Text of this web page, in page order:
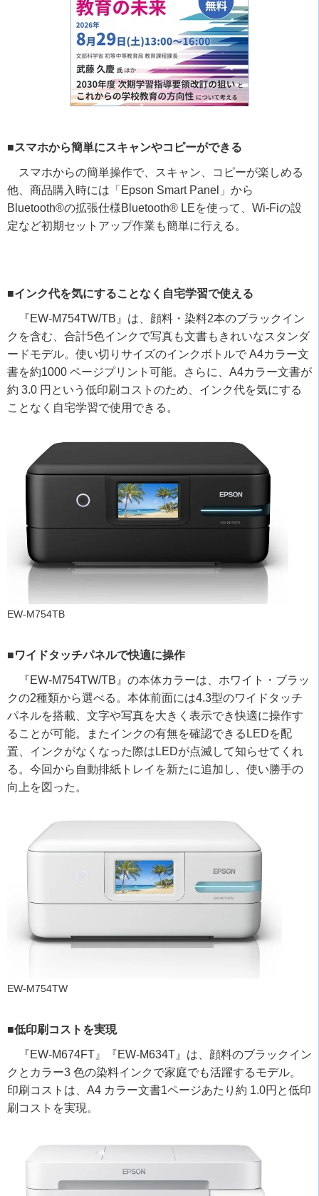
■スマホから簡単にスキャンやコピーができる
スマホからの簡単操作で、スキャン、コピーが楽しめる
他、商品購入時には「 Epson Smart Panel 」から
Bluetooth®の拡張仕様Bluetooth® LEを使って、 Wi-Fiの設
定など初期セットアップ作業も簡単に行える。
■インク代を気にすることなく自宅学習で使える
『EW-M754TW/TB 』は、顔料・染料2本のブラックイン
クを含む、合計5色インクで写真も文書もきれいなスタンダ
ードモデル。使い切りサイズのインクボトルで A4カラー文
書を約1000 ページプリント可能。さらに、 A4カラー文書が
約 3.0 円という低印刷コストのため、インク代を気にする
ことなく自宅学習で使用できる。
EW-M754TB
■ワイドタッチパネルで快適に操作
『EW-M754TW/TB 』の本体カラーは、ホワイト・ブラッ
クの2種類から選べる。本体前面には4.3型のワイドタッチ
パネルを搭載、文字や写真を大きく表示でき快適に操作す
ることが可能。またインクの有無を確認できる LEDを配
置、インクがなくなった際は LEDが点滅して知らせてくれ
る。今回から自動排紙トレイを新たに追加し、使い勝手の
向上を図った。
EW-M754TW
■低印刷コストを実現
『EW-M674FT 』『EW-M634T 』は、顔料のブラックイン
クとカラー3 色の染料インクで家庭でも活躍するモデル。
印刷コストは、 A4 カラー文書1ページあたり約 1.0円と低印
刷コストを実現。